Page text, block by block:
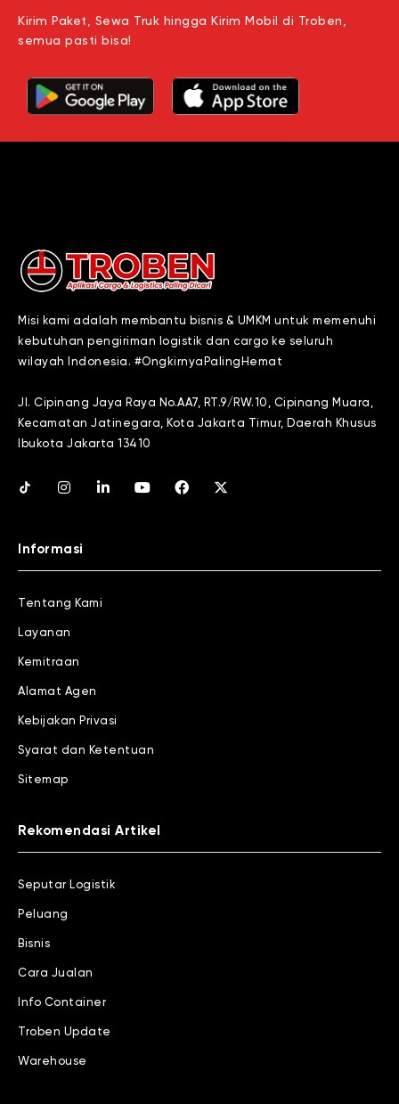
Kirim Paket, Sewa Truk hingga Kirim Mobil di Troben,
semua pasti bisa!
Misi kami adalah membantu bisnis & UMKM untuk memenuhi
kebutuhan pengiriman logistik dan cargo ke seluruh
wilayah Indonesia. #OngkirnyaPalingHemat
Jl. Cipinang Jaya Raya No.AA7, RT.9/RW.10, Cipinang Muara,
Kecamatan Jatinegara, Kota Jakarta Timur, Daerah Khusus
Ibukota Jakarta 13410
Informasi
Tentang Kami
Layanan
Kemitraan
Alamat Agen
Kebijakan Privasi
Syarat dan Ketentuan
Sitemap
Rekomendasi Artikel
Seputar Logistik
Peluang
Bisnis
Cara Jualan
Info Container
Troben Update
Warehouse